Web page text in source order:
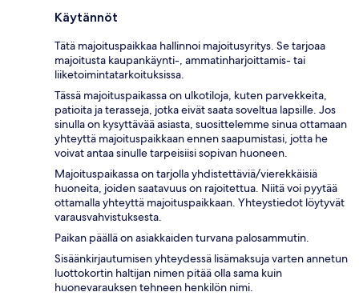
Käytännöt
Tätä majoituspaikkaa hallinnoi majoitusyritys. Se tarjoaa
majoitusta kaupankäynti-, ammatinharjoittamis- tai
liiketoimintatarkoituksissa.
Tässä majoituspaikassa on ulkotiloja, kuten parvekkeita,
patioita ja terasseja, jotka eivät saata soveltua lapsille. Jos
sinulla on kysyttävää asiasta, suosittelemme sinua ottamaan
yhteyttä majoituspaikkaan ennen saapumistasi, jotta he
voivat antaa sinulle tarpeisiisi sopivan huoneen.
Majoituspaikassa on tarjolla yhdistettäviä/vierekkäisiä
huoneita, joiden saatavuus on rajoitettua. Niitä voi pyytää
ottamalla yhteyttä majoituspaikkaan. Yhteystiedot löytyvät
varausvahvistuksesta.
Paikan päällä on asiakkaiden turvana palosammutin.
Sisäänkirjautumisen yhteydessä lisämaksuja varten annetun
luottokortin haltijan nimen pitää olla sama kuin
huonevarauksen tehneen henkilön nimi.